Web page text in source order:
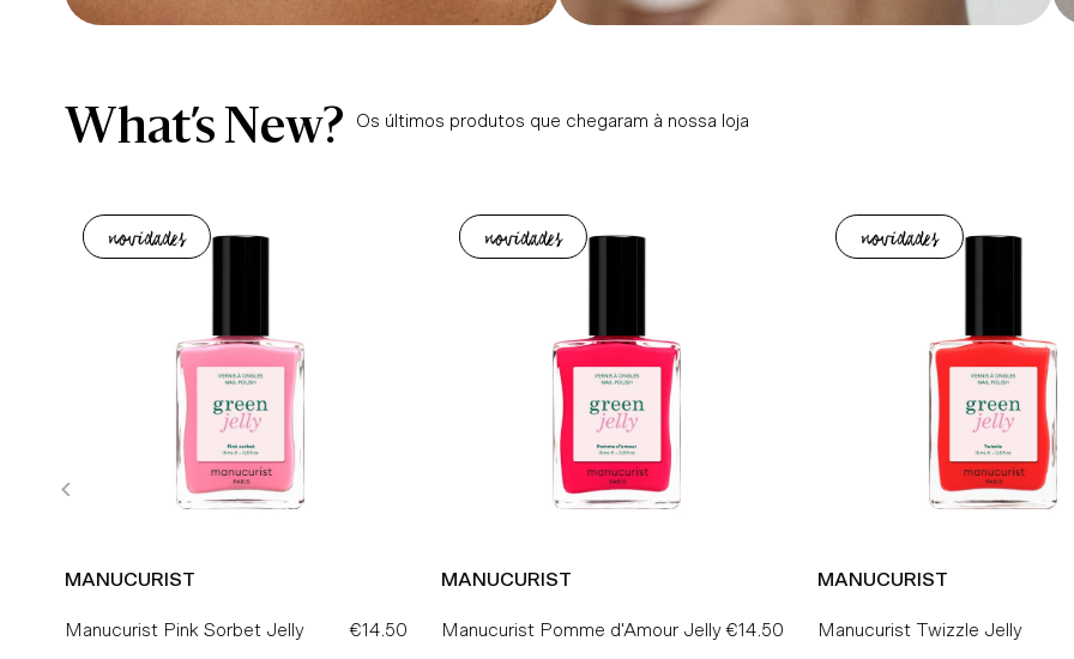
What’s New? Os últimos produtos que chegaram à nossa loja
novidades
MANUCURIST
Manucurist Pink Sorbet Jelly
Preço
€14.50
novidades
MANUCURIST
Manucurist Pomme d'Amour Jelly
Preço
€14.50
novidades
MANUCURIST
Manucurist Twizzle Jelly